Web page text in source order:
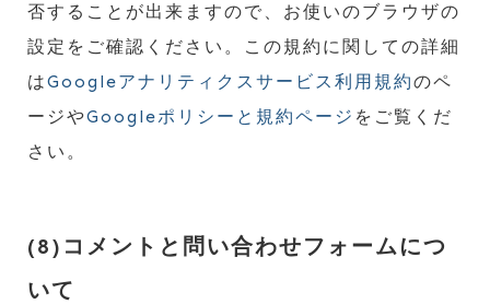
否することが出来ますので、お使いのブラウザの
設定をご確認ください。この規約に関しての詳細
はGoogleアナリティクスサービス利用規約のペ
ージやGoogleポリシーと規約ページ をご覧くだ
さい。
(8)コメントと問い合わせフォームにつ
いて